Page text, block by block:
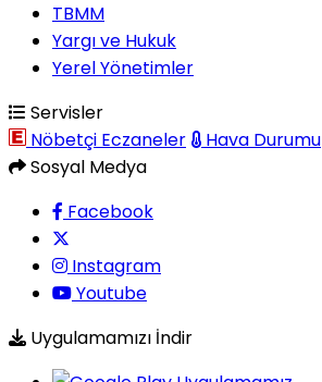
TBMM
Yargı ve Hukuk
Yerel Yönetimler
Servisler
Nöbetçi Eczaneler
Hava Durumu
Sosyal Medya
Facebook
Instagram
Youtube
Uygulamamızı İndir